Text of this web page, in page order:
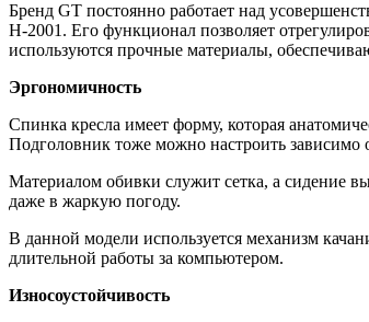
Бренд GT постоянно работает над
H-2001. Его функционал позволяет
используются прочные материалы,
Эргономичность
Спинка кресла имеет форму, которая
Подголовник тоже можно настроить зависимо
Материалом обивки служит сетка, а сидение
даже в жаркую погоду.
В данной модели используется механизм
длительной работы за компьютером.
Износоустойчивость